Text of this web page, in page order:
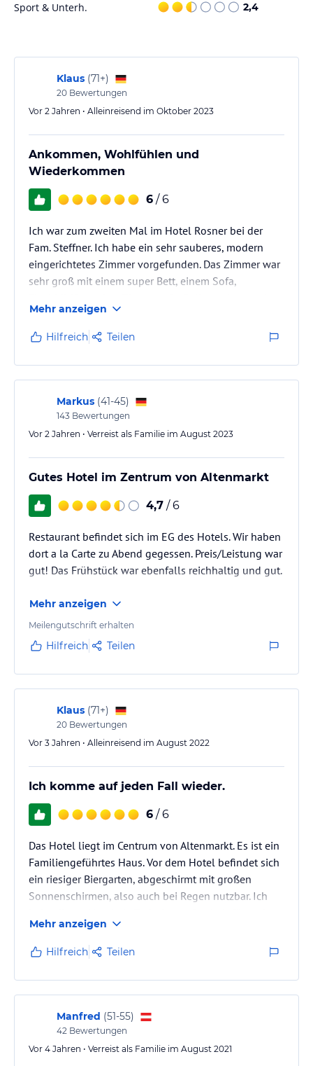
Das Hotel Rosner bietet Ihnen die Möglichkeit, verschiedene
Ihr Handicap zu verbessern. In der Nähe finden Sie auch zahlreiche
Wander- und Radwege, um die atemberaubende Natur des
Pongaus zu erkunden. Im Winter können Sie die umliegenden
Skigebiete erkunden und die Pisten hinunterfahren.
Hinweis: Verfasst von HolidayCheck mit Hilfe von KI. Alle
Angaben ohne Gewähr. Bitte lies vor der Buchung die
Angebotsdetails
Sport & Unterh. 2,4
Klaus (71+)
20 Bewertungen
Vor 2 Jahren • Alleinreisend im Oktober 2023
Ankommen, Wohlfühlen und
Wiederkommen
6 / 6
Ich war zum zweiten Mal im Hotel Rosner bei der
Fam. Steffner. Ich habe ein sehr sauberes, modern
eingerichtetes Zimmer vorgefunden. Das Zimmer war
sehr groß mit einem super Bett, einem Sofa,
schönen Bad mit einer Bodenfreien Dusche. Das
Zimmer war sehr ruhig ohne jegliche
Nebengeräusche von außen. Ich habe mich hier sehr
wohlgefühlt.
Mehr anzeigen
Hilfreich Teilen
Markus (41-45)
143 Bewertungen
Vor 2 Jahren • Verreist als Familie im August 2023
Gutes Hotel im Zentrum von Altenmarkt
4,7 / 6
Restaurant befindet sich im EG des Hotels. Wir haben
dort a la Carte zu Abend gegessen. Preis/Leistung war
gut! Das Frühstück war ebenfalls reichhaltig und gut.
Mehr anzeigen
Meilengutschrift erhalten
Hilfreich Teilen
Klaus (71+)
20 Bewertungen
Vor 3 Jahren • Alleinreisend im August 2022
Ich komme auf jeden Fall wieder.
6 / 6
Das Hotel liegt im Centrum von Altenmarkt. Es ist ein
Familiengeführtes Haus. Vor dem Hotel befindet sich
ein riesiger Biergarten, abgeschirmt mit großen
Sonnenschirmen, also auch bei Regen nutzbar. Ich
anstehenden Bergwanderurlaub am Hochkönig
gewählt. Im Nachhinein eine sehr gute Wahl.
Mehr anzeigen
Hilfreich Teilen
Manfred (51-55)
42 Bewertungen
Vor 4 Jahren • Verreist als Familie im August 2021